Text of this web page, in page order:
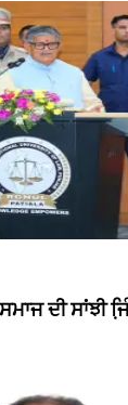
ਦੀ ਸਾਂਝੀ